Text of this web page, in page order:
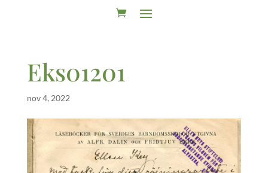
Eks01201
nov 4, 2022